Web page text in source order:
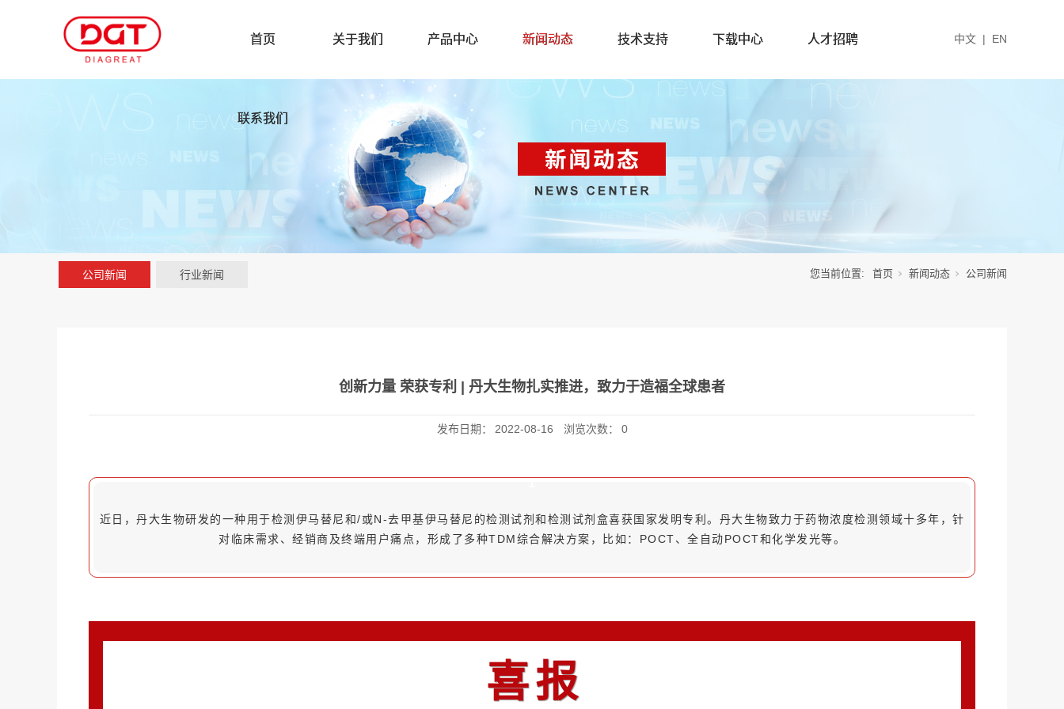
首页 关于我们 产品中心 新闻动态 技术支持 下载中心 人才招聘
联系我们
中文 | EN
公司新闻 行业新闻 您当前位置: 首页 新闻动态 公司新闻
创新力量 荣获专利 | 丹大生物扎实推进，致力于造福全球患者
发布日期： 2022-08-16 浏览次数： 0
近日，丹大生物研发的一种用于检测伊马替尼和/或N-去甲基伊马替尼的检测试剂和检测试剂盒喜获国家发明专利。丹大生物致力于药物浓度检测领域十多年，针
对临床需求、经销商及终端用户痛点，形成了多种TDM综合解决方案，比如：POCT、全自动POCT和化学发光等。
喜报